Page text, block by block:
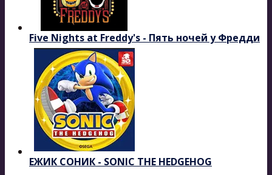
Five Nights at Freddy's - Пять ночей у Фредди
ЕЖИК СОНИК - SONIC THE HEDGEHOG